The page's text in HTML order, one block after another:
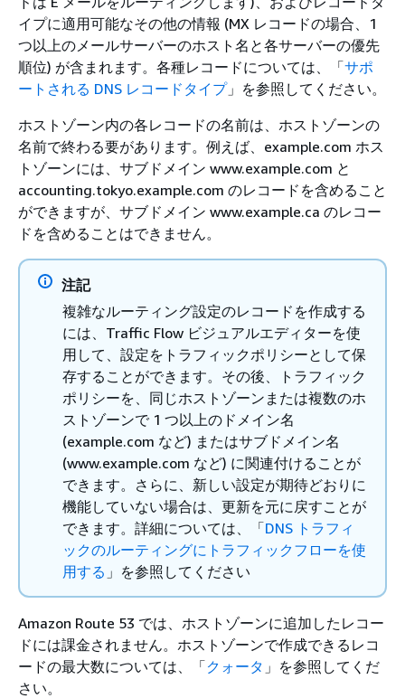
イプに適用可能なその他の情報 (MX レコードの場合、1
つ以上のメールサーバーのホスト名と各サーバーの優先
順位) が含まれます。各種レコードについては、「サポ
ートされる DNS レコードタイプ」を参照してください。
ホストゾーン内の各レコードの名前は、ホストゾーンの
名前で終わる要があります。例えば、example.com ホス
トゾーンには、サブドメイン www.example.com と
accounting.tokyo.example.com のレコードを含めること
ができますが、サブドメイン www.example.ca のレコー
ドを含めることはできません。
注記
複雑なルーティング設定のレコードを作成する
には、Traffic Flow ビジュアルエディターを使
用して、設定をトラフィックポリシーとして保
存することができます。その後、トラフィック
ポリシーを、同じホストゾーンまたは複数のホ
ストゾーンで 1 つ以上のドメイン名
(example.com など) またはサブドメイン名
(www.example.com など) に関連付けることが
できます。さらに、新しい設定が期待どおりに
機能していない場合は、更新を元に戻すことが
できます。詳細については、「DNS トラフィ
ックのルーティングにトラフィックフローを使
用する 」を参照してください
Amazon Route 53 では、ホストゾーンに追加したレコー
ドには課金されません。ホストゾーンで作成できるレコ
ードの最大数については、「クォータ 」を参照してくだ
さい。